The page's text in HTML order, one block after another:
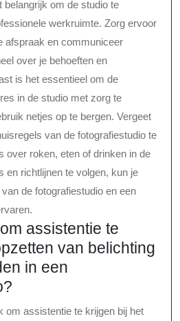
belangrijk om de studio te
werkruimte. Zorg ervoor
afspraak en communiceer
over je behoeften en
is het essentieel om de
in de studio met zorg te
netjes op te bergen. Vergeet
van de fotografiestudio te
over roken, eten of drinken in de
en richtlijnen te volgen, kun je
de fotografiestudio en een
assistentie te
van belichting
in een
om assistentie te krijgen bij het